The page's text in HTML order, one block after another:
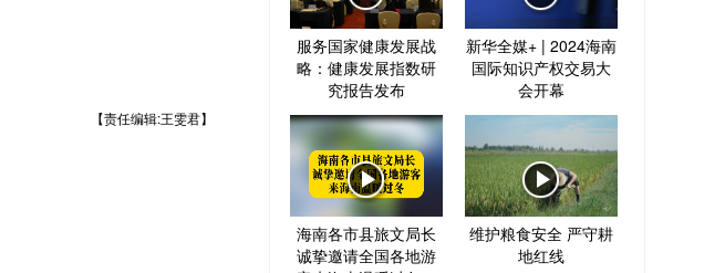
【责任编辑:王雯君】
服务国家健康发展战
略：健康发展指数研
究报告发布
新华全媒+ | 2024海南
国际知识产权交易大
会开幕
海南各市县旅文局长
诚挚邀请全国各地游
维护粮食安全 严守耕
地红线